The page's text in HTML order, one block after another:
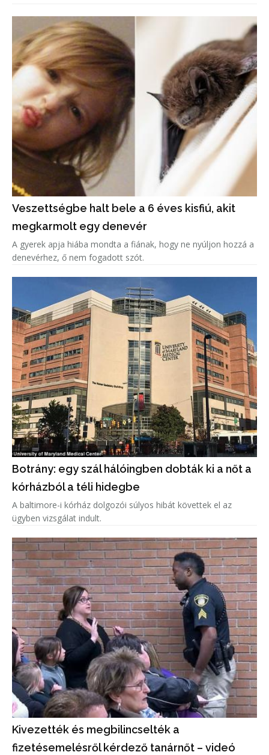
Veszettségbe halt bele a 6 éves kisfiú, akit
megkarmolt egy denevér
A gyerek apja hiába mondta a fiának, hogy ne nyúljon hozzá a
denevérhez, ő nem fogadott szót.
Botrány: egy szál hálóingben dobták ki a nőt a
kórházból a téli hidegbe
A baltimore-i kórház dolgozói súlyos hibát követtek el az
ügyben vizsgálat indult.
Kivezették és megbilincselték a
fizetésemelésről kérdező tanárnőt – videó